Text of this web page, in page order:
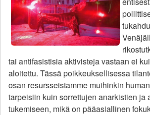
tai antifasistisia aktivisteja vastaan ei
aloitettu. Tässä poikkeuksellisessa
osan resursseistamme muihinkin
tarpeisiin kuin sorrettujen anarkistien ja
tukemiseen, mikä on pääasiallinen